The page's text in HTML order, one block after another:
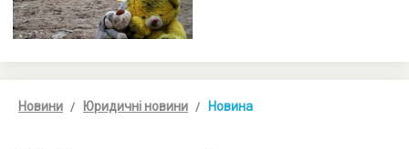
Новини Юридичні новини Новина